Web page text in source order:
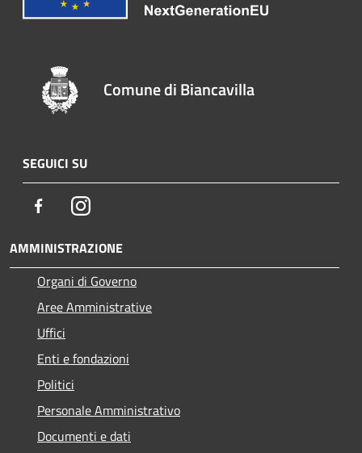
Comune di Biancavilla
SEGUICI SU
FacebookInstagram
AMMINISTRAZIONE
Organi di Governo
Aree Amministrative
Uffici
Enti e fondazioni
Politici
Personale Amministrativo
Documenti e dati